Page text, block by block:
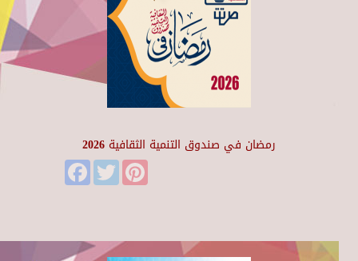
رمضان في صندوق التنمية الثقافية 2026
FacebookTwitter